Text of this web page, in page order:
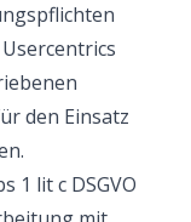
den Einsatz
1 lit c DSGVO